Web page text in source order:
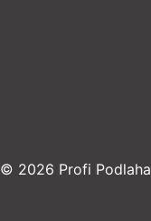
© 2026 Profi Podlaha